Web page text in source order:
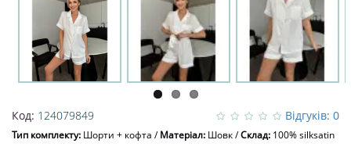
Відгуків: 0
Код: 124079849
Тип комплекту: Шорти + кофта /Матеріал: Шовк/Склад: 100% silksatin